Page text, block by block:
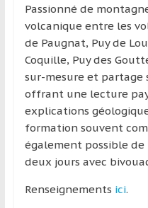
Passionné de
volcanique entre les
de Paugnat, Puy de
Coquille, Puy des
sur-mesure et partage
offrant une lecture
explications
formation souvent
également possible
deux jours avec
Renseignements ici.